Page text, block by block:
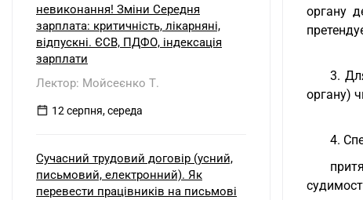
органу
3.
органу)
4.
невиконання! Зміни Середня
зарплата: критичність, лікарняні,
відпускні. ЄСВ, ПДФО, індексація
зарплати
Лектор: Мойсеєнко Т.
12 серпня, середа
Сучасний трудовий договір (усний,
письмовий, електронний). Як
перевести працівників на письмові